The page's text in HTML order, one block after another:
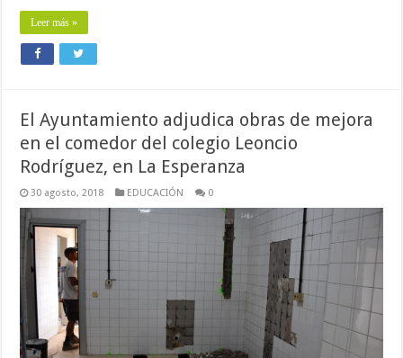
Leer más »
El Ayuntamiento adjudica obras de mejora
en el comedor del colegio Leoncio
Rodríguez, en La Esperanza
30 agosto, 2018 EDUCACIÓN 0